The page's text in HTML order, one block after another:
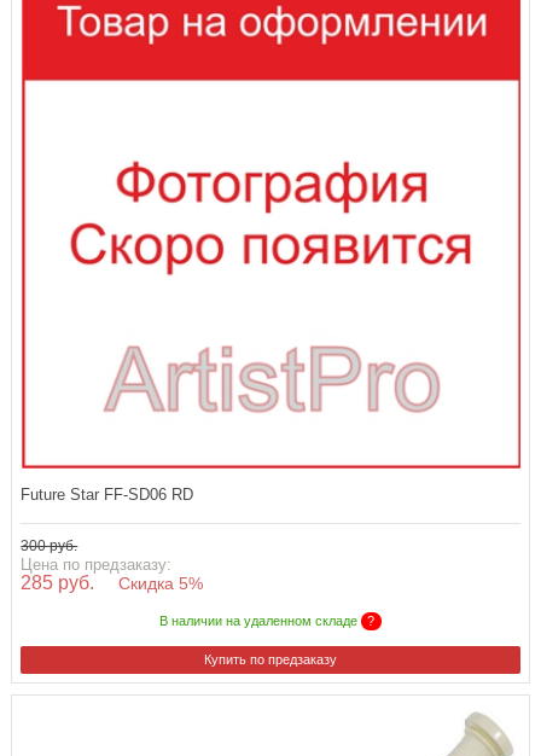
Future Star FF-SD06 RD
300 руб.
Цена по предзаказу:
285 руб. Скидка 5%
В наличии на удаленном складе ?
Купить по предзаказу